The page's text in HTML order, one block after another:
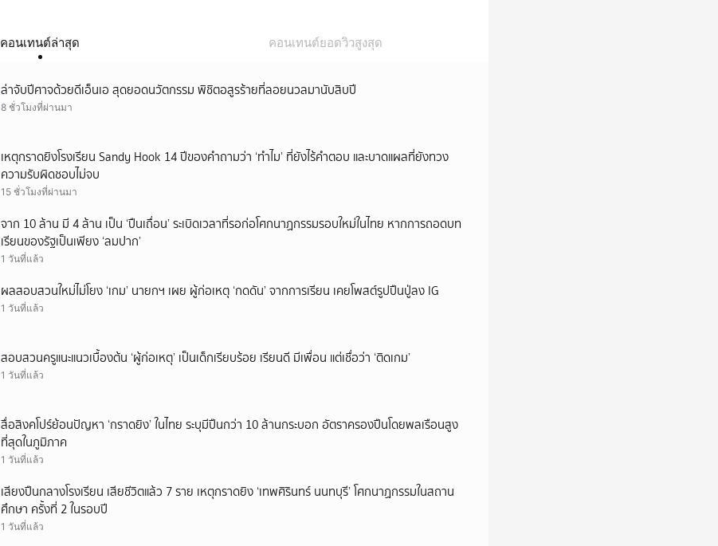
คอนเทนต์ล่าสุด คอนเทนต์ยอดวิวสูงสุด
ล่าจับปีศาจด้วยดีเอ็นเอ สุดยอดนวัตกรรม พิชิตอสูรร้ายที่ลอยนวลมานับสิบปี
8 ชั่วโมงที่ผ่านมา
เหตุกราดยิงโรงเรียน Sandy Hook 14 ปีของคำถามว่า ‘ทำไม’ ที่ยังไร้คำตอบ และบาดแผลที่ยังทวง
ความรับผิดชอบไม่จบ
15 ชั่วโมงที่ผ่านมา
จาก 10 ล้าน มี 4 ล้าน เป็น ‘ปืนเถื่อน’ ระเบิดเวลาที่รอก่อโศกนาฏกรรมรอบใหม่ในไทย หากการถอดบท
เรียนของรัฐเป็นเพียง ‘ลมปาก’
1 วันที่แล้ว
ผลสอบสวนใหม่ไม่โยง ‘เกม’ นายกฯ เผย ผู้ก่อเหตุ ‘กดดัน’ จากการเรียน เคยโพสต์รูปปืนปู่ลง IG
1 วันที่แล้ว
สอบสวนครูแนะแนวเบื้องต้น ‘ผู้ก่อเหตุ’ เป็นเด็กเรียบร้อย เรียนดี มีเพื่อน แต่เชื่อว่า ‘ติดเกม’
1 วันที่แล้ว
สื่อสิงคโปร์ย้อนปัญหา ‘กราดยิง’ ในไทย ระบุมีปืนกว่า 10 ล้านกระบอก อัตราครองปืนโดยพลเรือนสูง
ที่สุดในภูมิภาค
1 วันที่แล้ว
เสียงปืนกลางโรงเรียน เสียชีวิตแล้ว 7 ราย เหตุกราดยิง ‘เทพศิรินทร์ นนทบุรี’ โศกนาฏกรรมในสถาน
ศึกษา ครั้งที่ 2 ในรอบปี
1 วันที่แล้ว